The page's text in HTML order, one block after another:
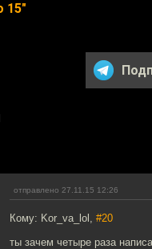
15"
отправлено 27.11.15 12:26
Кому: Kor_va_lol, #20
ты зачем четыре раза